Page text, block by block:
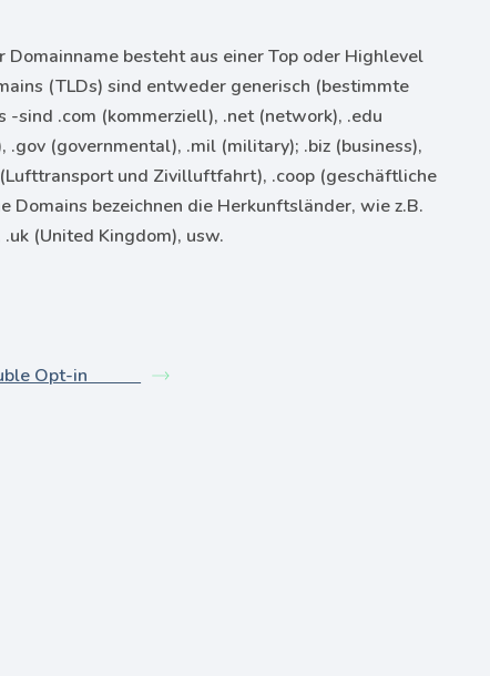
besteht aus einer Top oder Highlevel
(TLDs) sind entweder generisch (bestimmte
sind .com (kommerziell), .net (network), .edu
(governmental), .mil (military); .biz (business),
und Zivilluftfahrt), .coop (geschäftliche
Domains bezeichnen die Herkunftsländer, wie z.B.
(United Kingdom), usw.
Opt-in